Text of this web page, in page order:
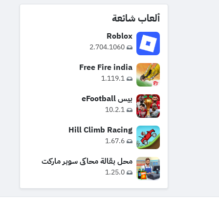
ألعاب شائعة
Roblox
2.704.1060
Free Fire india
1.119.1
بيس eFootball
10.2.1
Hill Climb Racing
1.67.6
محل بقالة محاكي سوبر ماركت
1.25.0